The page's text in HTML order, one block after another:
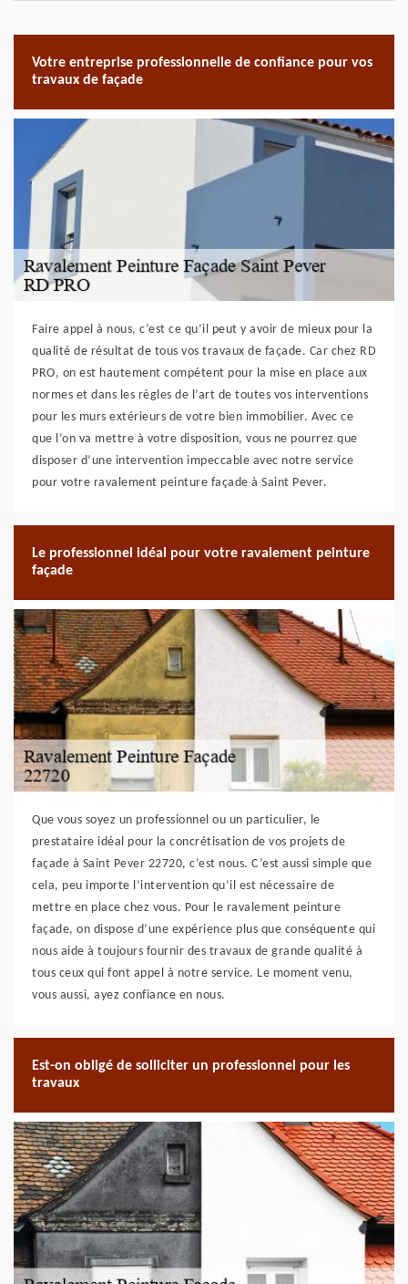
Votre entreprise professionnelle de confiance pour vos
travaux de façade
Faire appel à nous, c’est ce qu’il peut y avoir de mieux pour la
qualité de résultat de tous vos travaux de façade. Car chez RD
PRO, on est hautement compétent pour la mise en place aux
normes et dans les règles de l’art de toutes vos interventions
pour les murs extérieurs de votre bien immobilier. Avec ce
que l’on va mettre à votre disposition, vous ne pourrez que
disposer d’une intervention impeccable avec notre service
pour votre ravalement peinture façade à Saint Pever.
Le professionnel idéal pour votre ravalement peinture
façade
Que vous soyez un professionnel ou un particulier, le
prestataire idéal pour la concrétisation de vos projets de
façade à Saint Pever 22720, c’est nous. C’est aussi simple que
cela, peu importe l’intervention qu’il est nécessaire de
mettre en place chez vous. Pour le ravalement peinture
façade, on dispose d’une expérience plus que conséquente qui
nous aide à toujours fournir des travaux de grande qualité à
tous ceux qui font appel à notre service. Le moment venu,
vous aussi, ayez confiance en nous.
Est-on obligé de solliciter un professionnel pour les
travaux